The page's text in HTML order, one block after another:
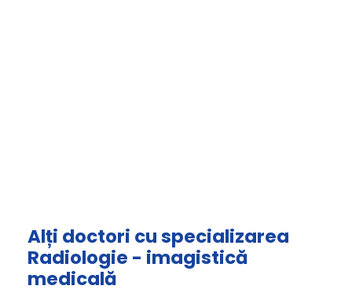
Alți doctori cu specializarea
Radiologie - imagistică
medicală